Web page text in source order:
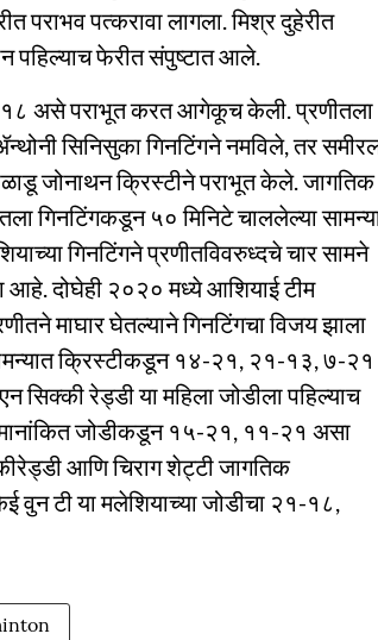
पराभव पत्करावा लागला. मिश्र दुहेरीत
पहिल्याच फेरीत संपुष्टात आले.
असे पराभूत करत आगेकूच केली. प्रणीतला
सिनिसुका गिनटिंगने नमविले, तर
जोनाथन क्रिस्टीने पराभूत केले. जागतिक
गिनटिंगकडून ५० मिनिटे चाललेल्या
गिनटिंगने प्रणीतविवरुध्दचे चार सामने
आहे. दोघेही २०२० मध्ये आशियाई टीम
माघार घेतल्याने गिनटिंगचा विजय झाला
क्रिस्टीकडून १४-२१, २१-१३, ७-२१
सिक्की रेड्डी या महिला जोडीला पहिल्याच
मानांकित जोडीकडून १५-२१, ११-२१ असा
आणि चिराग शेट्टी जागतिक
वुन टी या मलेशियाच्या जोडीचा २१-१८,